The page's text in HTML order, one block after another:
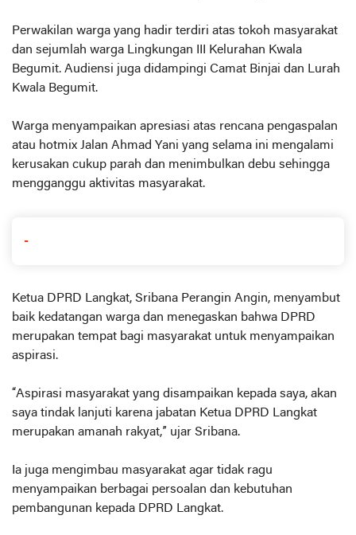
Perwakilan warga yang hadir terdiri atas tokoh masyarakat
dan sejumlah warga Lingkungan III Kelurahan Kwala
Begumit. Audiensi juga didampingi Camat Binjai dan Lurah
Kwala Begumit.
Warga menyampaikan apresiasi atas rencana pengaspalan
atau hotmix Jalan Ahmad Yani yang selama ini mengalami
kerusakan cukup parah dan menimbulkan debu sehingga
mengganggu aktivitas masyarakat.
-
Ketua DPRD Langkat, Sribana Perangin Angin, menyambut
baik kedatangan warga dan menegaskan bahwa DPRD
merupakan tempat bagi masyarakat untuk menyampaikan
aspirasi.
“Aspirasi masyarakat yang disampaikan kepada saya, akan
saya tindak lanjuti karena jabatan Ketua DPRD Langkat
merupakan amanah rakyat,” ujar Sribana.
Ia juga mengimbau masyarakat agar tidak ragu
menyampaikan berbagai persoalan dan kebutuhan
pembangunan kepada DPRD Langkat.